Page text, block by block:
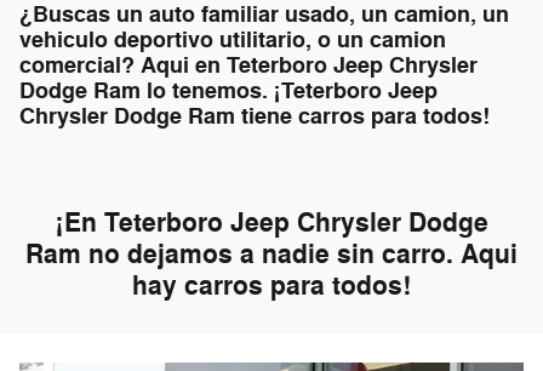
¿Buscas un auto familiar usado, un camion, un
vehiculo deportivo utilitario, o un camion
comercial? Aqui en Teterboro Jeep Chrysler
Dodge Ram lo tenemos. ¡Teterboro Jeep
Chrysler Dodge Ram tiene carros para todos!
¡En Teterboro Jeep Chrysler Dodge
Ram no dejamos a nadie sin carro. Aqui
hay carros para todos!